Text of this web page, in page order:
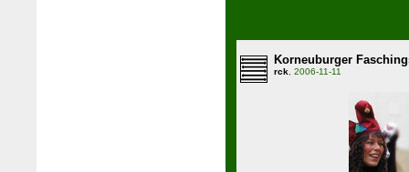
Korneuburger
rck, 2006-11-11